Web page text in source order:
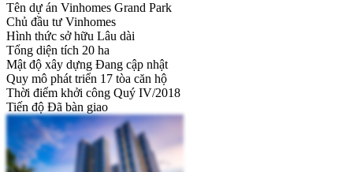
Tên dự án Vinhomes Grand Park
Chủ đầu tư Vinhomes
Hình thức sở hữu Lâu dài
Tổng diện tích 20 ha
Mật độ xây dựng Đang cập nhật
Quy mô phát triển 17 tòa căn hộ
Thời điểm khởi công Quý IV/2018
Tiến độ Đã bàn giao